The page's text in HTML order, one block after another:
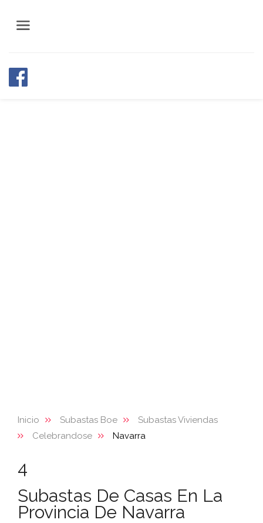
Inicio Subastas Boe
Subastas Viviendas
Celebrandose
Navarra
4
Subastas De Casas En La
Provincia De Navarra